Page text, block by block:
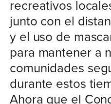
recreativos
junto con el
y el uso de
para mantener a
comunidades
durante estos
Ahora que el